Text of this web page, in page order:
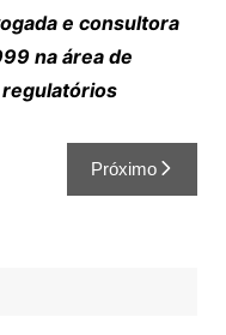
e consultora
na área de
regulatórios
Próximo